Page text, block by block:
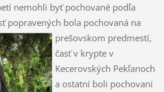
nemohli byť pochované podľa
popravených bola pochovaná na
prešovskom predmestí,
časť v krypte v
Kecerovských Pekľanoch
a ostatní boli pochovaní